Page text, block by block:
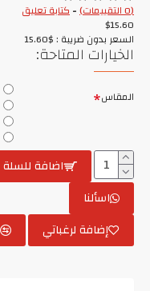
(0 التقييمات) -كتابة تعليق
$15.60
السعر بدون ضريبة : $15.60
الخيارات المتاحة:
المقاس
اضافة للسلة
اسألنا
إضافة لرغباتي